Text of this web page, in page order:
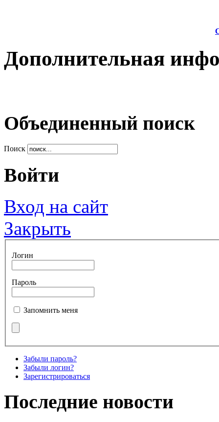
Дополнительная
Объединенный поиск
Поиск
Войти
Вход на сайт
Закрыть
Логин
Пароль
Запомнить меня
Забыли пароль?
Забыли логин?
Зарегистрироваться
Последние новости